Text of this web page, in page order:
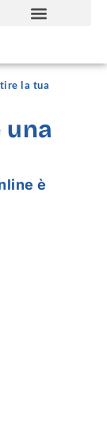
la tua
una
è